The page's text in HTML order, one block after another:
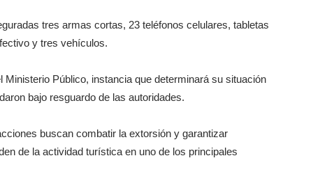
tres armas cortas, 23 teléfonos celulares, tabletas
y tres vehículos.
Público, instancia que determinará su situación
bajo resguardo de las autoridades.
buscan combatir la extorsión y garantizar
de la actividad turística en uno de los principales